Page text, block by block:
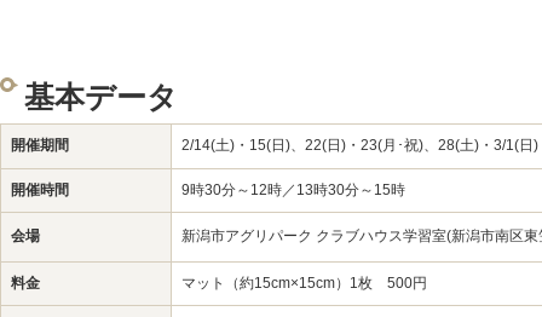
基本データ
開催期間 2/14(土)・15(日)、22(日)・23(月･祝)、28(土)・3/1(日)
開催時間 9時30分～12時／13時30分～15時
会場 新潟市アグリパーク クラブハウス学習室(新潟市南区
料金 マット（約15cm×15cm）1枚 500円